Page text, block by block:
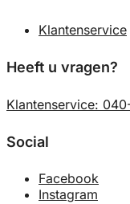
Klantenservice
Heeft u vragen?
Klantenservice:
Social
Facebook
Instagram